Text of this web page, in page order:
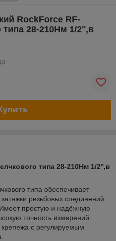
RockForce RF-
типа 28-210Нм 1/2'',в
типа 28-210Нм 1/2'',в
типа обеспечивает
резьбовых соединений.
простую и надёжную
точность измерений.
с регулируемым